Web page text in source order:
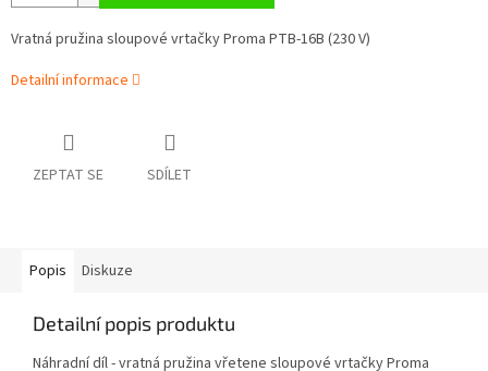
Vratná pružina sloupové vrtačky Proma PTB-16B (230 V)
Detailní informace
ZEPTAT SE SDÍLET
Popis Diskuze
Detailní popis produktu
Náhradní díl - vratná pružina vřetene sloupové vrtačky Proma